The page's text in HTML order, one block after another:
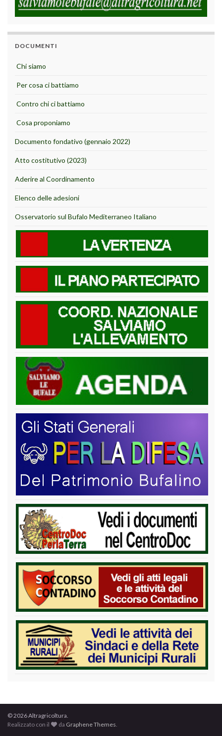
DOCUMENTI
Chi siamo
Per cosa ci battiamo
Contro chi ci battiamo
Cosa proponiamo
Documento fondativo (gennaio 2022)
Atto costitutivo (2023)
Aderire al Coordinamento
Elenco delle adesioni
Osservatorio sul Bufalo Mediterraneo Italiano
© 2026 Altragricoltura.
Realizzato con il
da Graphene Themes.